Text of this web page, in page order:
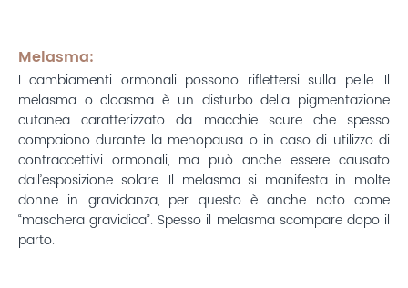
Melasma:
I cambiamenti ormonali possono riflettersi sulla pelle. Il
melasma o cloasma è un disturbo della pigmentazione
cutanea caratterizzato da macchie scure che spesso
compaiono durante la menopausa o in caso di utilizzo di
contraccettivi ormonali, ma può anche essere causato
dall’esposizione solare. Il melasma si manifesta in molte
donne in gravidanza, per questo è anche noto come
“maschera gravidica”. Spesso il melasma scompare dopo il
parto.